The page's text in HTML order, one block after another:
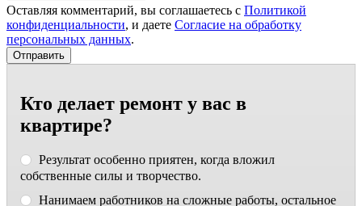
Оставляя комментарий, вы соглашаетесь с Политикой
конфиденциальности, и даете Согласие на обработку
персональных данных.
Кто делает ремонт у вас в
квартире?
Результат особенно приятен, когда вложил
собственные силы и творчество.
Нанимаем работников на сложные работы, остальное